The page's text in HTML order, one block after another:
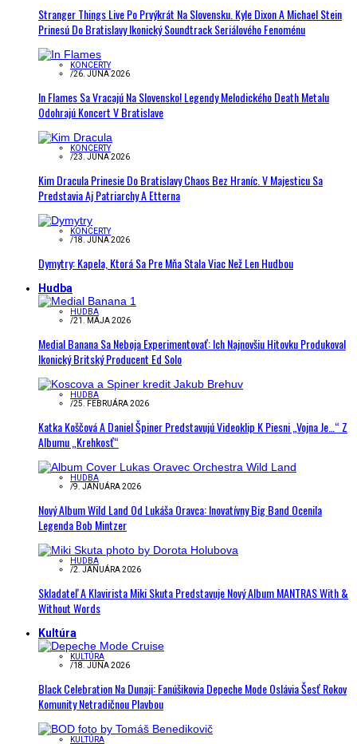
Stranger Things Live Po Prvýkrát Na Slovensku. Kyle Dixon A Michael Stein
Prinesú Do Bratislavy Ikonický Soundtrack Seriálového Fenoménu
KONCERTY
/26. JÚNA 2026
In Flames Sa Vracajú Na Slovensko! Legendy Melodického Death Metalu
Odohrajú Koncert V Bratislave
KONCERTY
/23. JÚNA 2026
Kim Dracula Prinesie Do Bratislavy Chaos Bez Hraníc. V Majesticu Sa
Predstavia Aj Patriarchy A Etterna
KONCERTY
/18. JÚNA 2026
Dymytry: Kapela, Ktorá Sa Pre Mňa Stala Viac Než Len Hudbou
Hudba
HUDBA
/21. MÁJA 2026
Medial Banana Sa Neboja Experimentovať: Ich Najnovšiu Hitovku Produkoval
Ikonický Britský Producent Ed Solo
HUDBA
/25. FEBRUÁRA 2026
Katka Koščová A Daniel Špiner Predstavujú Videoklip K Piesni „Vojna Je…“ Z
Albumu „Krehkosť“
HUDBA
/9. JANUÁRA 2026
Nový Album Wild Land Od Lukáša Oravca: Inovatívny Big Band Ocenila
Legenda Bob Mintzer
HUDBA
/2. JANUÁRA 2026
Skladateľ A Klavirista Miki Skuta Predstavuje Nový Album MANTRAS With &
Without Words
Kultúra
KULTÚRA
/18. JÚNA 2026
Black Celebration Na Dunaji: Fanúšikovia Depeche Mode Oslávia Šesť Rokov
Komunity Netradičnou Plavbou
KULTÚRA